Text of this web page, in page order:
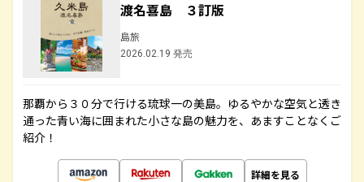
渡名喜島 ３訂版
島旅
2026.02.19 発売
那覇から３０分で行ける琉球一の美島。ゆるやかな空気と透き
通った青い海に囲まれた小さな島の魅力を、あますことなくご
紹介！
詳細を見る